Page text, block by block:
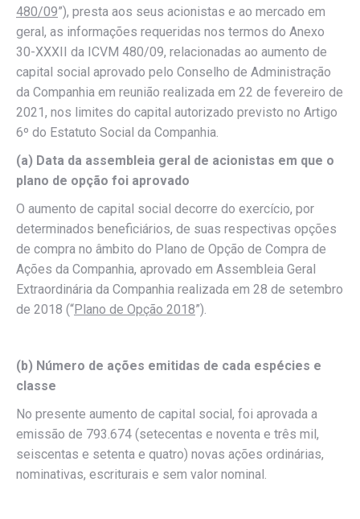
480/09”), presta aos seus acionistas e ao mercado em
geral, as informações requeridas nos termos do Anexo
30-XXXII da ICVM 480/09, relacionadas ao aumento de
capital social aprovado pelo Conselho de Administração
da Companhia em reunião realizada em 22 de fevereiro de
2021, nos limites do capital autorizado previsto no Artigo
6º do Estatuto Social da Companhia.
(a) Data da assembleia geral de acionistas em que o
plano de opção foi aprovado
O aumento de capital social decorre do exercício, por
determinados beneficiários, de suas respectivas opções
de compra no âmbito do Plano de Opção de Compra de
Ações da Companhia, aprovado em Assembleia Geral
Extraordinária da Companhia realizada em 28 de setembro
de 2018 (“Plano de Opção 2018”).
(b) Número de ações emitidas de cada espécies e
classe
No presente aumento de capital social, foi aprovada a
emissão de 793.674 (setecentas e noventa e três mil,
seiscentas e setenta e quatro) novas ações ordinárias,
nominativas, escriturais e sem valor nominal.